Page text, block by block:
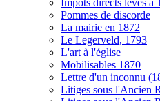
Impôts directs levés
Pommes de discorde
La mairie en 1872
Le Legerveld, 1793
L'art à l'église
Mobilisables 1870
Lettre d'un inconnu
Litiges sous l'Ancien